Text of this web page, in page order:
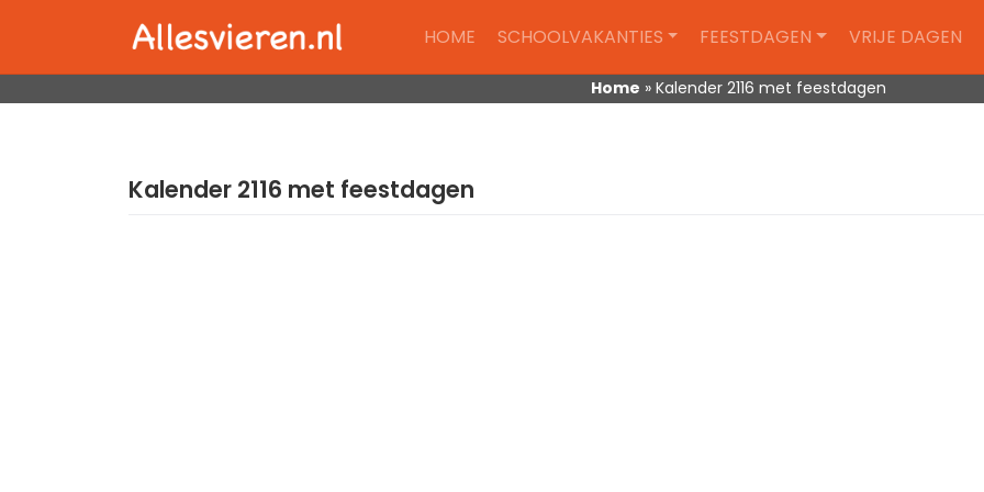
HOME SCHOOLVAKANTIES FEESTDAGEN VRIJE DAGEN
Home » Kalender 2116 met feestdagen
Kalender 2116 met feestdagen